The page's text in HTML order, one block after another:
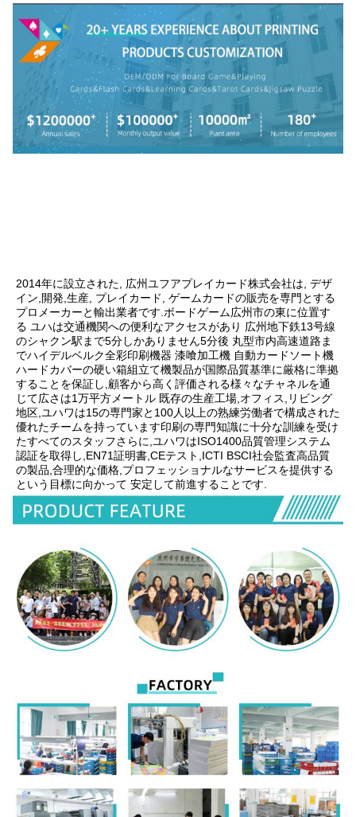
2014年に設立された, 広州ユフアプレイカード株式会社は, デザ
イン,開発,生産, プレイカード, ゲームカードの販売を専門とする
プロメーカーと輸出業者です.ボードゲーム広州市の東に位置す
る ユハは交通機関への便利なアクセスがあり 広州地下鉄13号線
のシャクン駅まで5分しかありません5分後 丸型市内高速道路ま
でハイデルベルク全彩印刷機器 漆喰加工機 自動カードソート機
ハードカバーの硬い箱組立て機製品が国際品質基準に厳格に準拠
することを保証し,顧客から高く評価される様々なチャネルを通
じて広さは1万平方メートル 既存の生産工場,オフィス,リビング
地区,ユハワは15の専門家と100人以上の熟練労働者で構成された
優れたチームを持っています印刷の専門知識に十分な訓練を受け
たすべてのスタッフさらに,ユハワはISO1400品質管理システム
認証を取得し,EN71証明書,CEテスト,ICTI BSCI社会監査高品質
の製品,合理的な価格,プロフェッショナルなサービスを提供する
という目標に向かって 安定して前進することです.